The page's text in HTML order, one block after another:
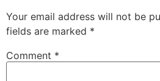
Your email address will not be
fields are marked *
Comment *